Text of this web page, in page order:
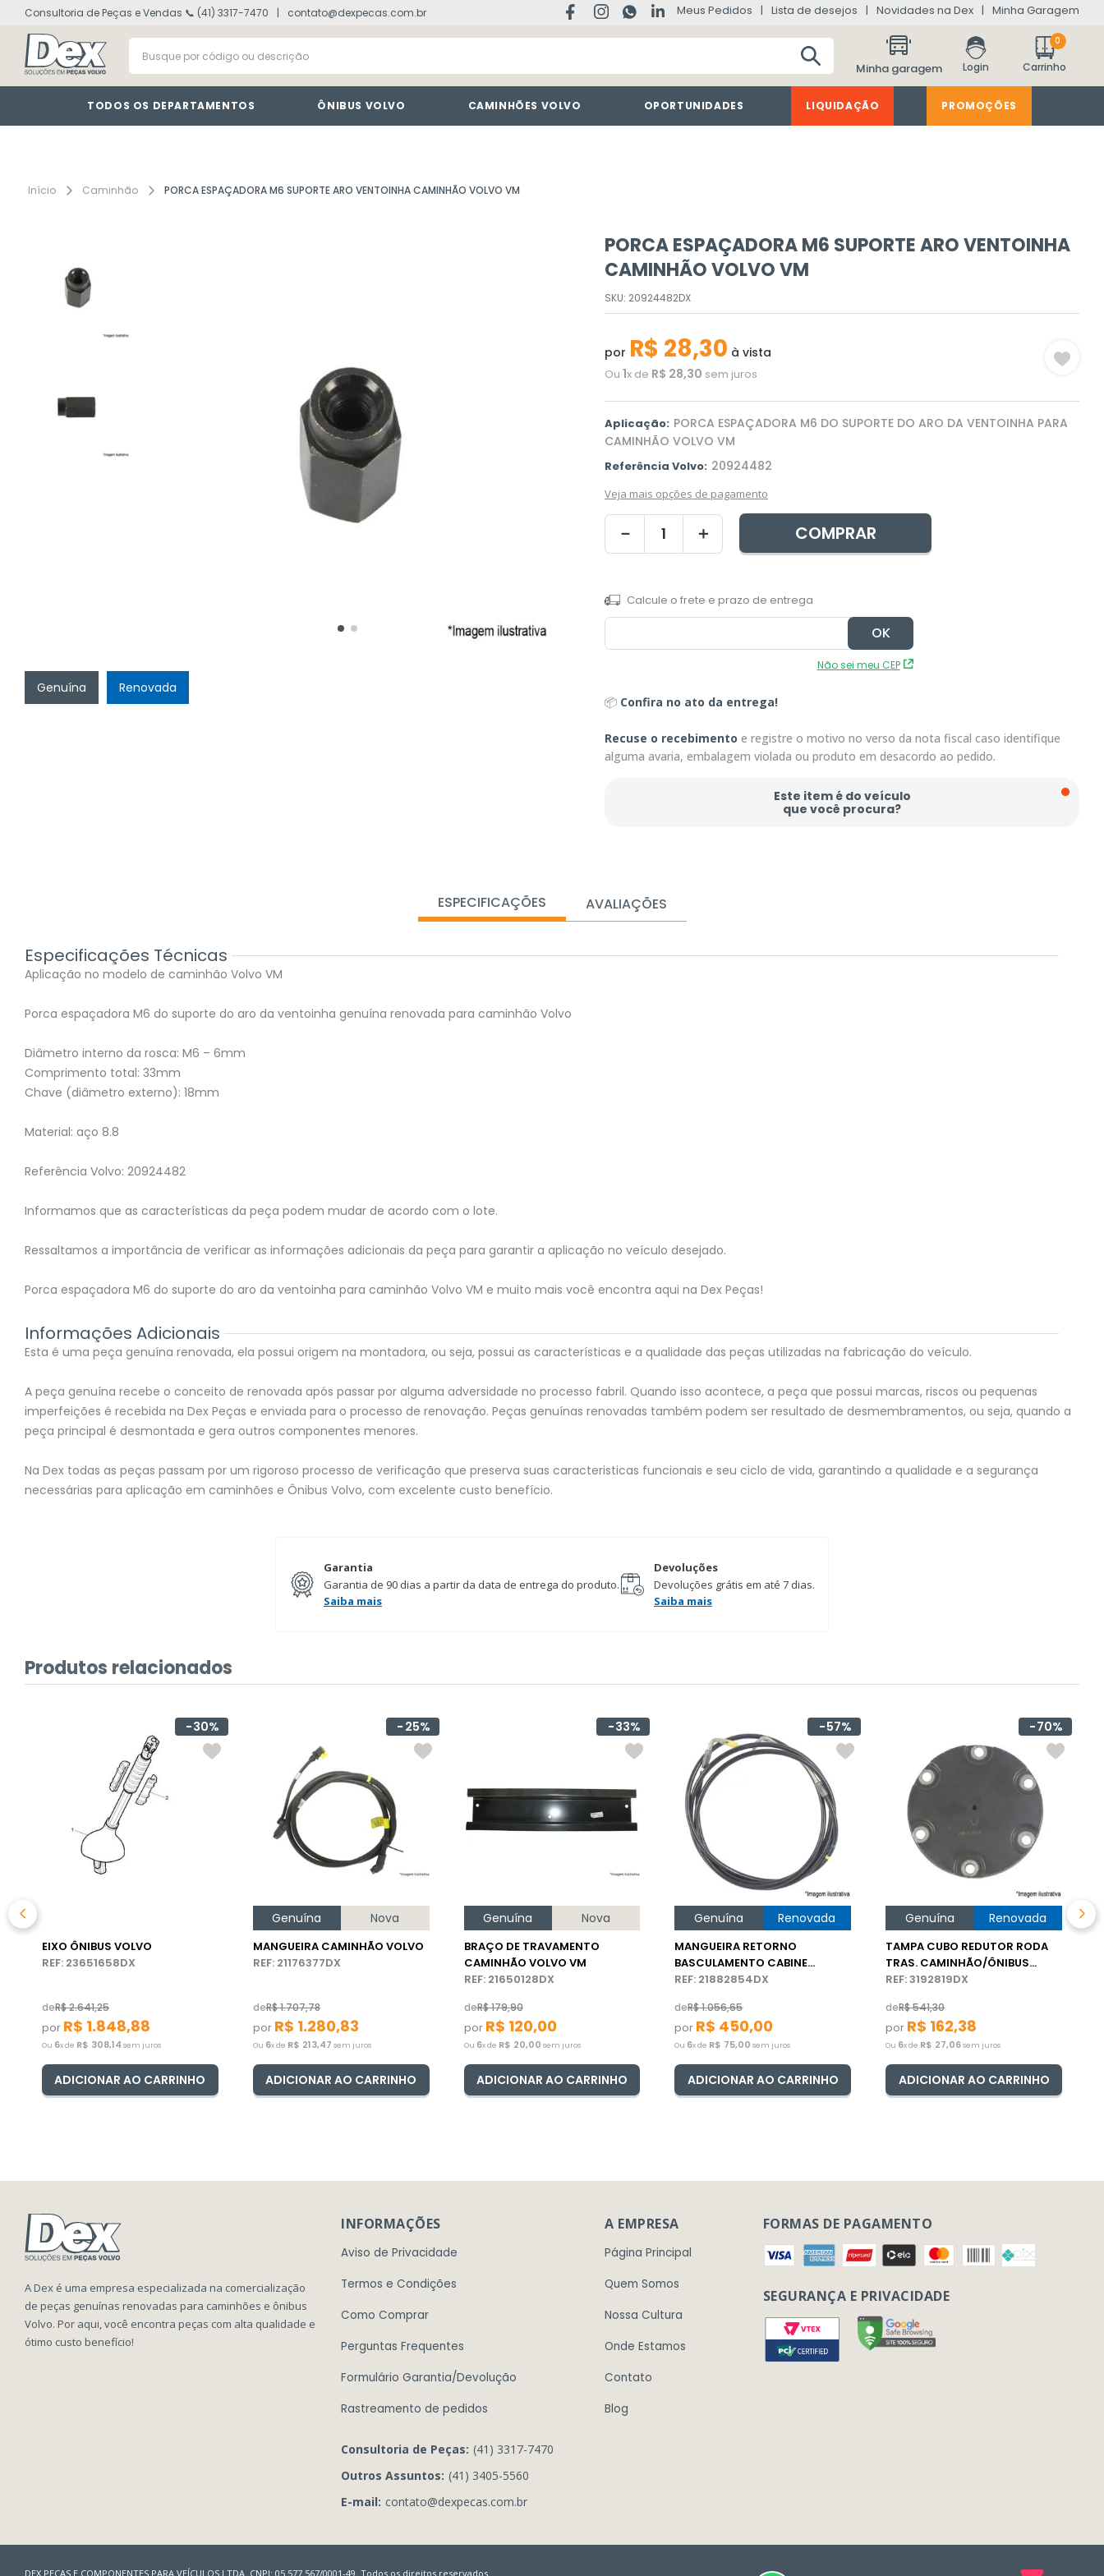
Consultoria de Peças e Vendas 📞 (41) 3317-7470 contato@dexpecas.com.br Meus Pedidos Lista de desejos Novidades na Dex Minha Garagem
Busque por código ou descrição
Minha garagem
0
TODOS OS DEPARTAMENTOS ÔNIBUS VOLVO CAMINHÕES VOLVO OPORTUNIDADES LIQUIDAÇÃO PROMOÇÕES
Caminhão PORCA ESPAÇADORA M6 SUPORTE ARO VENTOINHA CAMINHÃO VOLVO VM
Genuína Renovada
PORCA ESPAÇADORA M6 SUPORTE ARO VENTOINHA
CAMINHÃO VOLVO VM
SKU: 20924482DX
por R$ 28,30 à vista
Ou 1x de R$ 28,30 sem juros
Aplicação: PORCA ESPAÇADORA M6 DO SUPORTE DO ARO DA VENTOINHA PARA
CAMINHÃO VOLVO VM
Referência Volvo: 20924482
Veja mais opções de pagamento
＋
－ COMPRAR
Não sei meu CEP
📦 Confira no ato da entrega!
Recuse o recebimento e registre o motivo no verso da nota fiscal caso identifique
alguma avaria, embalagem violada ou produto em desacordo ao pedido.
Este item é do veículo
que você procura?
ESPECIFICAÇÕES AVALIAÇÕES
Especificações Técnicas
Aplicação no modelo de caminhão Volvo VM
Porca espaçadora M6 do suporte do aro da ventoinha genuína renovada para caminhão Volvo
Diâmetro interno da rosca: M6 – 6mm
Comprimento total: 33mm
Chave (diâmetro externo): 18mm
Material: aço 8.8
Referência Volvo: 20924482
Informamos que as características da peça podem mudar de acordo com o lote.
Ressaltamos a importância de verificar as informações adicionais da peça para garantir a aplicação no veículo desejado.
Porca espaçadora M6 do suporte do aro da ventoinha para caminhão Volvo VM e muito mais você encontra aqui na Dex Peças!
Informações Adicionais
Esta é uma peça genuína renovada, ela possui origem na montadora, ou seja, possui as características e a qualidade das peças utilizadas na fabricação do veículo.
A peça genuína recebe o conceito de renovada após passar por alguma adversidade no processo fabril. Quando isso acontece, a peça que possui marcas, riscos ou pequenas
imperfeições é recebida na Dex Peças e enviada para o processo de renovação. Peças genuínas renovadas também podem ser resultado de desmembramentos, ou seja, quando a
peça principal é desmontada e gera outros componentes menores.
Na Dex todas as peças passam por um rigoroso processo de verificação que preserva suas caracteristicas funcionais e seu ciclo de vida, garantindo a qualidade e a segurança
necessárias para aplicação em caminhões e Ônibus Volvo, com excelente custo benefício.
Garantia
Garantia de 90 dias a partir da data de entrega do produto.
Saiba mais
Devoluções
Devoluções grátis em até 7 dias.
Saiba mais
Produtos relacionados
30%
EIXO ÔNIBUS VOLVO
REF: 23651658DX
deR$2.641,25
por R$ 1.848,88
Ou 6x de R$ 308,14 sem juros
ADICIONAR AO CARRINHO
25%
Genuína Nova
MANGUEIRA CAMINHÃO VOLVO
REF: 21176377DX
deR$1.707,78
por R$ 1.280,83
Ou 6x de R$ 213,47 sem juros
ADICIONAR AO CARRINHO
33%
Genuína Nova
BRAÇO DE TRAVAMENTO
CAMINHÃO VOLVO VM
REF: 21650128DX
deR$179,90
por R$ 120,00
Ou 6x de R$ 20,00 sem juros
ADICIONAR AO CARRINHO
57%
Genuína Renovada
MANGUEIRA RETORNO
BASCULAMENTO CABINE
CAMINHÃO VOLVO FH
REF: 21882854DX
deR$1.056,65
por R$ 450,00
Ou 6x de R$ 75,00 sem juros
ADICIONAR AO CARRINHO
70%
Genuína Renovada
TAMPA CUBO REDUTOR RODA
TRAS. CAMINHÃO/ÔNIBUS
VOLVO
REF: 3192819DX
deR$541,30
por R$ 162,38
Ou 6x de R$ 27,06sem juros
ADICIONAR AO CARRINHO
A Dex é uma empresa especializada na comercialização
de peças genuínas renovadas para caminhões e ônibus
Volvo. Por aqui, você encontra peças com alta qualidade e
ótimo custo benefício!
INFORMAÇÕES
Aviso de Privacidade
Termos e Condições
Como Comprar
Perguntas Frequentes
Formulário Garantia/Devolução
Rastreamento de pedidos
Consultoria de Peças: (41) 3317-7470
Outros Assuntos: (41) 3405-5560
E-mail: contato@dexpecas.com.br
A EMPRESA
Página Principal
Quem Somos
Nossa Cultura
Onde Estamos
Contato
Blog
FORMAS DE PAGAMENTO
SEGURANÇA E PRIVACIDADE
DEX PEÇAS E COMPONENTES PARA VEÍCULOS LTDA. CNPJ: 05.577.567/0001-49. Todos os direitos reservados.
1º volvo fh
3º painel
4º farol
5º defletor
7 cabine